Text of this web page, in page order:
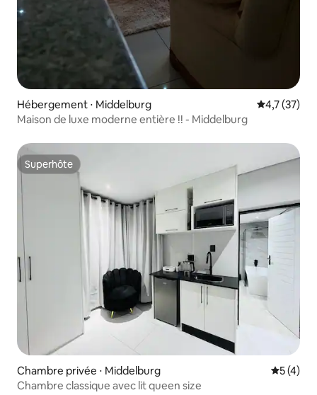
Hébergement ⋅ Middelburg Évaluation
4,7 (37)
Maison de luxe moderne entière !! - Middelburg
Superhôte
Superhôte
Chambre privée ⋅ Middelburg
5 (4)
Chambre classique avec lit queen size